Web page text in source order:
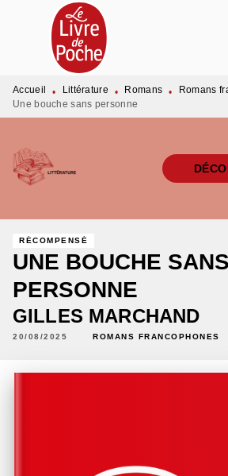
MENU RECHERCHE
PIED DE PAGE
Accueil • Littérature • Romans • Romans
Une bouche sans personne
RÉCOMPENSÉ
UNE BOUCHE SANS
PERSONNE
GILLES MARCHAND
20/08/2025 ROMANS FRANCOPHONES